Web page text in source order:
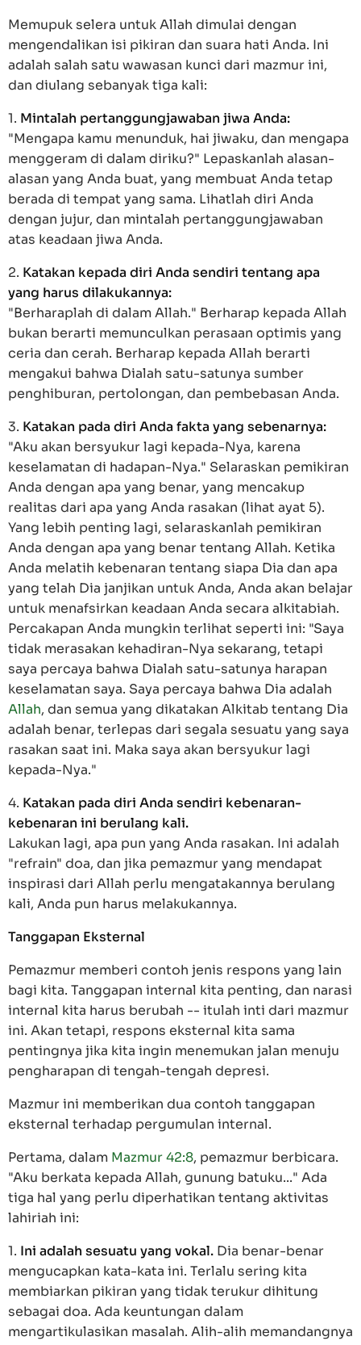
Memupuk selera untuk Allah dimulai dengan
mengendalikan isi pikiran dan suara hati Anda. Ini
adalah salah satu wawasan kunci dari mazmur ini,
dan diulang sebanyak tiga kali:
1. Mintalah pertanggungjawaban jiwa Anda:
"Mengapa kamu menunduk, hai jiwaku, dan mengapa
menggeram di dalam diriku?" Lepaskanlah alasan-
alasan yang Anda buat, yang membuat Anda tetap
berada di tempat yang sama. Lihatlah diri Anda
dengan jujur, dan mintalah pertanggungjawaban
atas keadaan jiwa Anda.
2. Katakan kepada diri Anda sendiri tentang apa
yang harus dilakukannya:
"Berharaplah di dalam Allah." Berharap kepada Allah
bukan berarti memunculkan perasaan optimis yang
ceria dan cerah. Berharap kepada Allah berarti
mengakui bahwa Dialah satu-satunya sumber
penghiburan, pertolongan, dan pembebasan Anda.
3. Katakan pada diri Anda fakta yang sebenarnya:
"Aku akan bersyukur lagi kepada-Nya, karena
keselamatan di hadapan-Nya." Selaraskan pemikiran
Anda dengan apa yang benar, yang mencakup
realitas dari apa yang Anda rasakan (lihat ayat 5).
Yang lebih penting lagi, selaraskanlah pemikiran
Anda dengan apa yang benar tentang Allah. Ketika
Anda melatih kebenaran tentang siapa Dia dan apa
yang telah Dia janjikan untuk Anda, Anda akan belajar
untuk menafsirkan keadaan Anda secara alkitabiah.
Percakapan Anda mungkin terlihat seperti ini: "Saya
tidak merasakan kehadiran-Nya sekarang, tetapi
saya percaya bahwa Dialah satu-satunya harapan
keselamatan saya. Saya percaya bahwa Dia adalah
Allah, dan semua yang dikatakan Alkitab tentang Dia
adalah benar, terlepas dari segala sesuatu yang saya
rasakan saat ini. Maka saya akan bersyukur lagi
kepada-Nya."
4. Katakan pada diri Anda sendiri kebenaran-
kebenaran ini berulang kali.
Lakukan lagi, apa pun yang Anda rasakan. Ini adalah
"refrain" doa, dan jika pemazmur yang mendapat
inspirasi dari Allah perlu mengatakannya berulang
kali, Anda pun harus melakukannya.
Tanggapan Eksternal
Pemazmur memberi contoh jenis respons yang lain
bagi kita. Tanggapan internal kita penting, dan narasi
internal kita harus berubah -- itulah inti dari mazmur
ini. Akan tetapi, respons eksternal kita sama
pentingnya jika kita ingin menemukan jalan menuju
pengharapan di tengah-tengah depresi.
Mazmur ini memberikan dua contoh tanggapan
eksternal terhadap pergumulan internal.
Pertama, dalam Mazmur 42:8, pemazmur berbicara.
"Aku berkata kepada Allah, gunung batuku..." Ada
tiga hal yang perlu diperhatikan tentang aktivitas
lahiriah ini:
1. Ini adalah sesuatu yang vokal. Dia benar-benar
mengucapkan kata-kata ini. Terlalu sering kita
membiarkan pikiran yang tidak terukur dihitung
sebagai doa. Ada keuntungan dalam
mengartikulasikan masalah. Alih-alih memandangnya